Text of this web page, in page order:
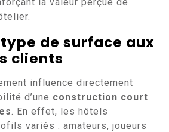
de surface aux
clients
influence directement
d’une construction court
. En effet, les hôtels
variés : amateurs, joueurs